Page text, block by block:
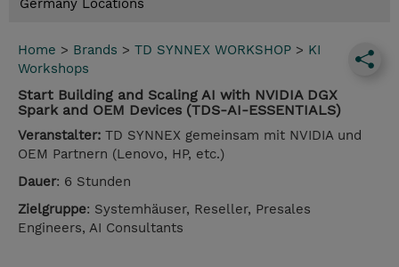
Germany Locations
Home > Brands > TD SYNNEX WORKSHOP > KI
Workshops
Start Building and Scaling AI with NVIDIA DGX
Spark and OEM Devices (TDS-AI-ESSENTIALS)
Veranstalter: TD SYNNEX gemeinsam mit NVIDIA und
OEM Partnern (Lenovo, HP, etc.)
Dauer: 6 Stunden
Zielgruppe: Systemhäuser, Reseller, Presales
Engineers, AI Consultants